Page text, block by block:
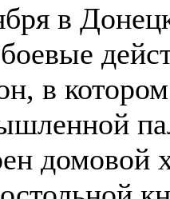
в
в
домовой